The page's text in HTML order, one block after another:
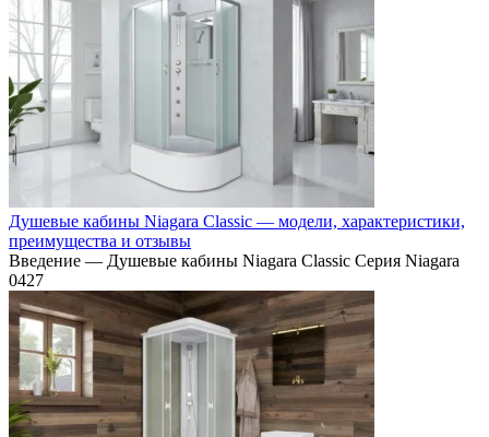
Душевые кабины Niagara Classic — модели, характеристики,
преимущества и отзывы
Введение — Душевые кабины Niagara Classic Серия Niagara
0427